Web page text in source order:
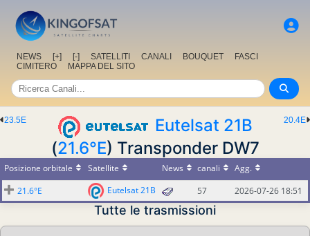
NEWS [+] [-] SATELLITI CANALI BOUQUET
FASCI
CIMITERO
MAPPA DEL SITO
20.4E
23.5E
Eutelsat 21B
(21.6°E) Transponder DW7
Posizione orbitale Satellite News canali
Agg.
21.6°E
Eutelsat 21B 57 2026-07-26 18:51
Tutte le trasmissioni